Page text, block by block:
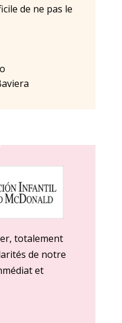
de ne pas le
totalement
de notre
et